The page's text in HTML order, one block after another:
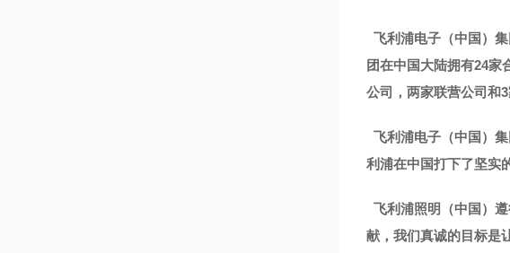
飞利浦电子（中国）
团在中国大陆拥有24家
公司，两家联营公司和
飞利浦电子（中国）
利浦在中国打下了坚实
飞利浦照明（中国）
献，我们真诚的目标是